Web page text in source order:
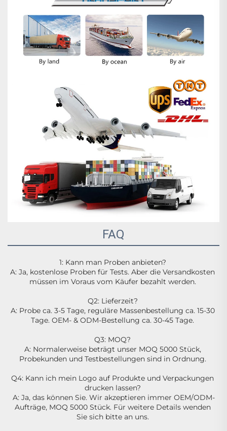
FAQ
1: Kann man Proben anbieten?
A: Ja, kostenlose Proben für Tests. Aber die Versandkosten
müssen im Voraus vom Käufer bezahlt werden.
Q2: Lieferzeit?
A: Probe ca. 3-5 Tage, reguläre Massenbestellung ca. 15-30
Tage. OEM- & ODM-Bestellung ca. 30-45 Tage.
Q3: MOQ?
A: Normalerweise beträgt unser MOQ 5000 Stück,
Probekunden und Testbestellungen sind in Ordnung.
Q4: Kann ich mein Logo auf Produkte und Verpackungen
drucken lassen?
A: Ja, das können Sie. Wir akzeptieren immer OEM/ODM-
Aufträge, MOQ 5000 Stück. Für weitere Details wenden
Sie sich bitte an uns.